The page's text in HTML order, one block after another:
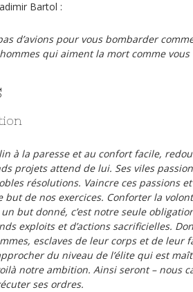
Bartol :
d’avions pour vous bombarder
qui aiment la mort comme vous
à la paresse et au confort facile,
projets attend de lui. Ses viles
résolutions. Vaincre ces passions
but de nos exercices. Conforter la
but donné, c’est notre seule
exploits et d’actions sacrificielles.
esclaves de leur corps et de leur
du niveau de l’élite qui est
notre ambition. Ainsi seront – nous
ses ordres.